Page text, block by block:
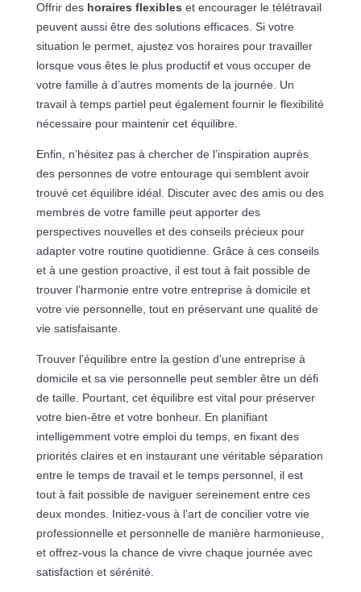
Offrir des horaires flexibles et encourager le télétravail
peuvent aussi être des solutions efficaces. Si votre
situation le permet, ajustez vos horaires pour travailler
lorsque vous êtes le plus productif et vous occuper de
votre famille à d’autres moments de la journée. Un
travail à temps partiel peut également fournir le flexibilité
nécessaire pour maintenir cet équilibre.
Enfin, n’hésitez pas à chercher de l’inspiration auprès
des personnes de votre entourage qui semblent avoir
trouvé cet équilibre idéal. Discuter avec des amis ou des
membres de votre famille peut apporter des
perspectives nouvelles et des conseils précieux pour
adapter votre routine quotidienne. Grâce à ces conseils
et à une gestion proactive, il est tout à fait possible de
trouver l’harmonie entre votre entreprise à domicile et
votre vie personnelle, tout en préservant une qualité de
vie satisfaisante.
Trouver l’équilibre entre la gestion d’une entreprise à
domicile et sa vie personnelle peut sembler être un défi
de taille. Pourtant, cet équilibre est vital pour préserver
votre bien-être et votre bonheur. En planifiant
intelligemment votre emploi du temps, en fixant des
priorités claires et en instaurant une véritable séparation
entre le temps de travail et le temps personnel, il est
tout à fait possible de naviguer sereinement entre ces
deux mondes. Initiez-vous à l’art de concilier votre vie
professionnelle et personnelle de manière harmonieuse,
et offrez-vous la chance de vivre chaque journée avec
satisfaction et sérénité.